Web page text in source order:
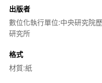
出版者
數位化執行單位:中央研究院
研究所
格式
材質:紙